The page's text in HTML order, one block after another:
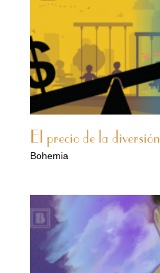
El precio de la diversión
Bohemia